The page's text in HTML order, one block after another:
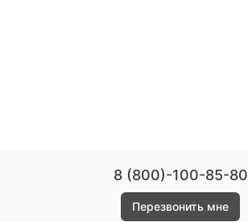
8 (800)-100-85-80
Перезвонить мне